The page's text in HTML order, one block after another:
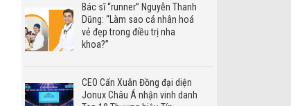
Bác sĩ “runner” Nguyễn Thanh
Dũng: “Làm sao cá nhân hoá
vẻ đẹp trong điều trị nha
khoa?”
CEO Cấn Xuân Đồng đại diện
Jonux Châu Á nhận vinh danh